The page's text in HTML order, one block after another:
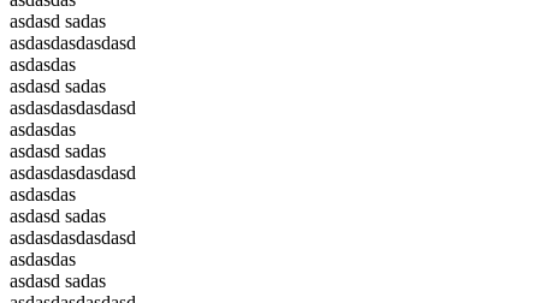
asdasd sadas
asdasdasdasdasd
asdasdas
asdasd sadas
asdasdasdasdasd
asdasdas
asdasd sadas
asdasdasdasdasd
asdasdas
asdasd sadas
asdasdasdasdasd
asdasdas
asdasd sadas